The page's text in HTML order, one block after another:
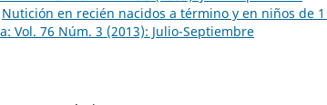
Nutición en recién nacidos a término y en niños de
Vol. 76 Núm. 3 (2013): Julio-Septiembre